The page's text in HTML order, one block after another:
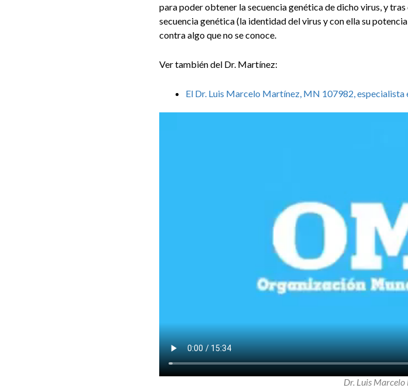
para poder obtener la secuencia genética de dicho virus, y
secuencia genética (la identidad del virus y con ella su
contra algo que no se conoce.
Ver también del Dr. Martínez:
El Dr. Luis Marcelo Martínez, MN 107982, especialista
Dr. Luis Marcelo